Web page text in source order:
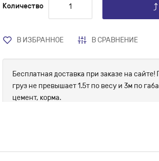
Количество
В ИЗБРАННОЕ В СРАВНЕНИЕ
Бесплатная доставка при заказе на
груз не превышает 1.5т по весу и 3м по
цемент, корма.